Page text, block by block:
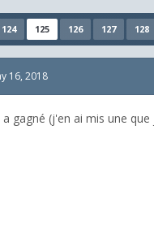
124 125 126 127 128
16, 2018
a gagné (j'en ai mis une